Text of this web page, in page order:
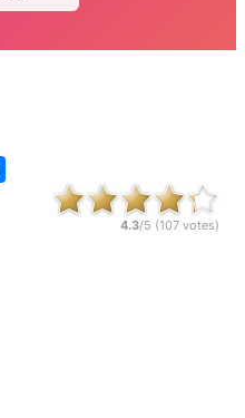
4.3/5 (107 votes)